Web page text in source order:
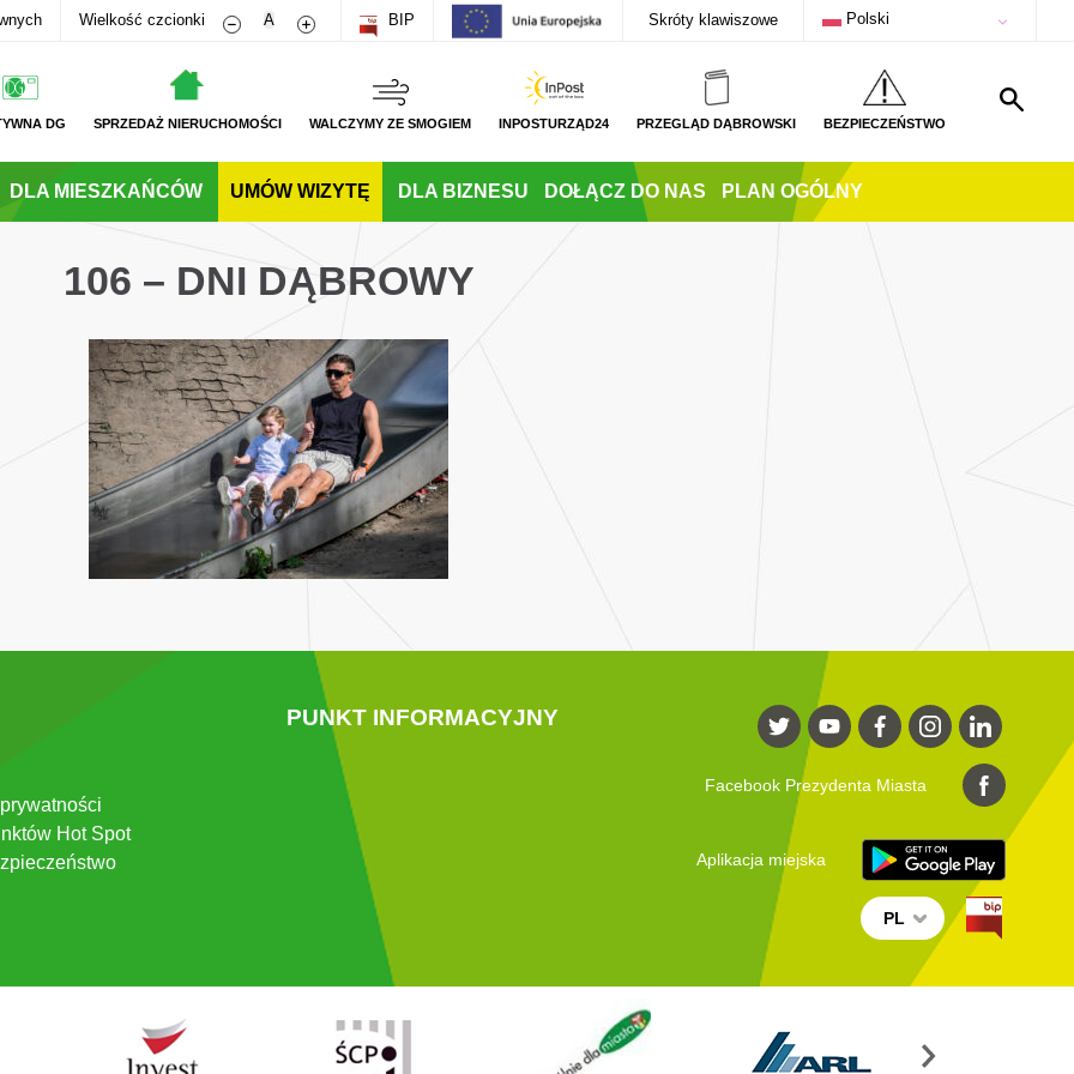
Wielkość czcionki Zmniejsz rozmiar czcionki
A Zwiększ rozmiar czcionki
BIP Skróty klawiszowe Polski
DG SPRZEDAŻ NIERUCHOMOŚCI WALCZYMY ZE SMOGIEM INPOSTURZĄD24 PRZEGLĄD DĄBROWSKI BEZPIECZEŃSTWO
DLA MIESZKAŃCÓW UMÓW WIZYTĘ DLA BIZNESU DOŁĄCZ DO NAS PLAN OGÓLNY
106 – DNI DĄBROWY
Hot Spot
PUNKT INFORMACYJNY
Facebook Prezydenta Miasta
Aplikacja miejska
PL